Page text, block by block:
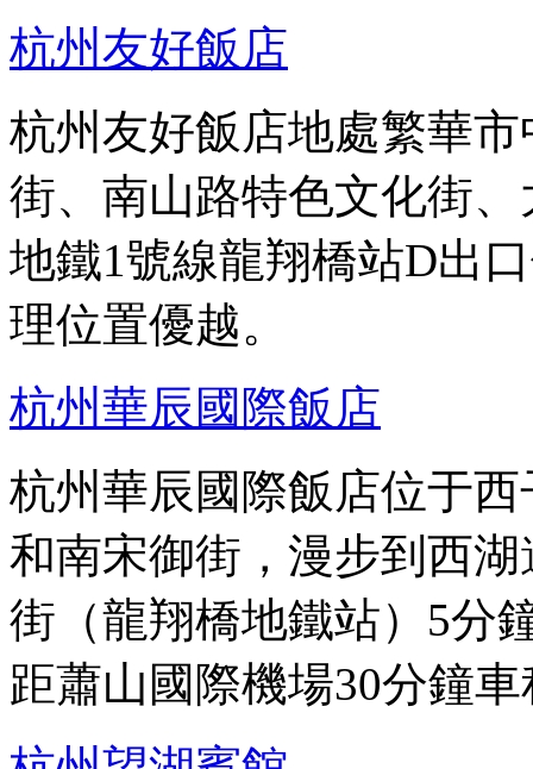
杭州友好飯店
杭州友好飯店地處繁華
街、南山路特色文化街
地鐵1號線龍翔橋站D出
理位置優越。
杭州華辰國際飯店
杭州華辰國際飯店位于
和南宋御街，漫步到西
街（龍翔橋地鐵站）5分
距蕭山國際機場30分鐘